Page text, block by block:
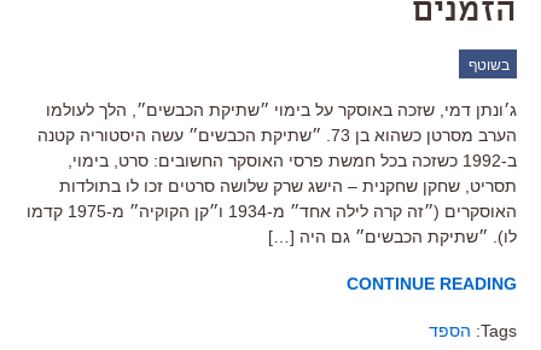
הזמנים
בשוטף
ג׳ונתן דמי, שזכה באוסקר על בימוי ״שתיקת הכבשים״, הלך לעולמו
הערב מסרטן כשהוא בן 73. ״שתיקת הכבשים״ עשה היסטוריה קטנה
ב-1992 כשזכה בכל חמשת פרסי האוסקר החשובים: סרט, בימוי,
תסריט, שחקן שחקנית – הישג שרק שלושה סרטים זכו לו בתולדות
האוסקרים (״זה קרה לילה אחד״ מ-1934 ו״קן הקוקיה״ מ-1975 קדמו
לו). ״שתיקת הכבשים״ גם היה […]
CONTINUE READING
Tags: הספד